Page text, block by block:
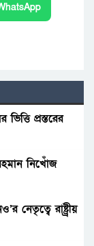
প্রস্তরের
নিখোঁজ
নেতৃত্বে রাষ্ট্র্রীয়